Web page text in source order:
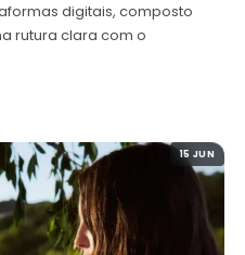
digitais, composto
rutura clara com o
15 JUN